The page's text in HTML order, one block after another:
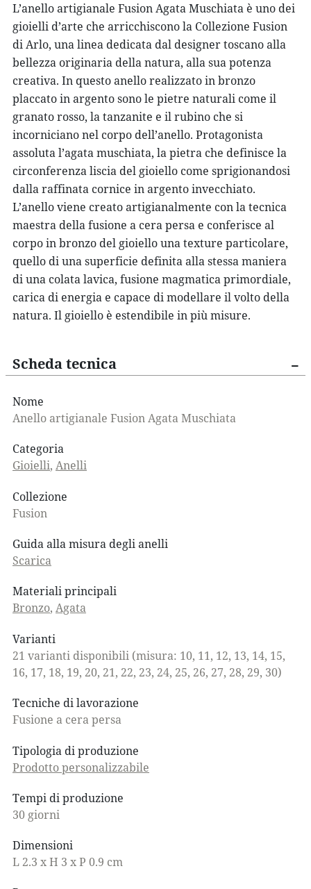
L’anello artigianale Fusion Agata Muschiata è uno dei
gioielli d’arte che arricchiscono la Collezione Fusion
diArlo, una linea dedicata dal designer toscanoalla
bellezza originaria della natura, alla sua potenza
creativa. In questoanellorealizzatoin bronzo
placcato in argentosono le pietre naturali come il
granato rosso, la tanzanite e il rubino che si
incorniciano nel corpo dell’anello. Protagonista
assoluta l’agata muschiata, la pietra che definisce la
circonferenza liscia del gioiello come sprigionandosi
dalla raffinata cornice in argento invecchiato.
L’anello viene creato artigianalmente con latecnica
maestra della fusione a cera persa e conferisce al
corpo in bronzo del gioiello una texture particolare,
quello di una superficie definita alla stessa maniera
di una colata lavica, fusione magmatica primordiale,
carica di energia e capace di modellare il volto della
natura. Il gioiello è estendibile in più misure.
Scheda tecnica
Nome
Anello artigianale Fusion Agata Muschiata
Categoria
Gioielli, Anelli
Collezione
Fusion
Guida alla misura degli anelli
Scarica
Materiali principali
Bronzo, Agata
Varianti
21 varianti disponibili (misura: 10, 11, 12, 13, 14, 15,
16, 17, 18, 19, 20, 21, 22, 23, 24, 25, 26, 27, 28, 29, 30)
Tecniche di lavorazione
Fusione a cera persa
Tipologia di produzione
Prodotto personalizzabile
Tempi di produzione
30 giorni
Dimensioni
L 2.3 x H 3 x P 0.9 cm